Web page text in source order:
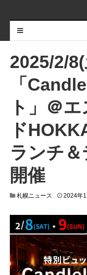
2025/2/
「
ト」＠
ド
ランチ
開催
札幌ニュース 2024年